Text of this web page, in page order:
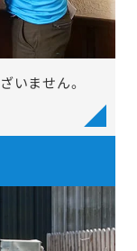
いません。